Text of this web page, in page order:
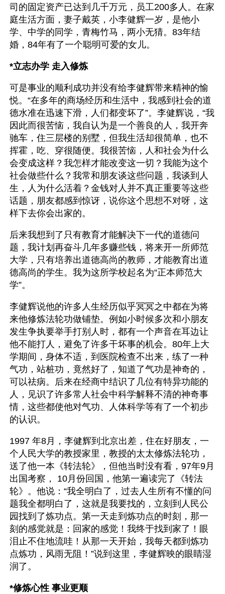
司的固定资产已达到几千万元，员工200多人。在家
庭生活方面，妻子戴英，小李健辉一岁，是他小
学、中学的同学，青梅竹马，两小无猜。83年结
婚，84年有了一个聪明可爱的女儿。
*立志办学 走入修炼
可是事业的顺利成功并没有给李健辉带来精神的愉
悦。“在多年的商场经历和生活中，我感到社会的道
德水准在迅速下滑，人们都变坏了”。李健辉说，“我
因此而很苦恼，我自认为是一个善良的人，我开奔
驰车，住三层楼的别墅，但我生活却很简单，也不
挥霍，吃、穿很随便。我很苦恼，人和社会为什么
会变成这样？我怎样才能改变这一切？我能为这个
社会做些什么？我常和朋友谈这些问题，我谈到人
生，人为什么活着？金钱对人并不真正重要等这些
话题，朋友都感到惊讶，说你这个思想不对呀，这
样下去你会出家的。
后来我想到了只有教育才能解决下一代的道德问
题，我计划再奋斗几年多赚些钱，将来开一所师范
大学，只有培养出道德高尚的教师，才能教育出道
德高尚的学生。我为这所学校起名为“正本师范大
学”。
李健辉说他的许多人生经历似乎冥冥之中都在为将
来他修炼法轮功做铺垫。例如小时候多次和小朋友
发生争执要举手打别人时，都有一个声音在耳边让
他不能打人，避免了许多干坏事的机会。80年上大
学期间，身体不适，到医院检查不出来，练了一种
气功，站桩功，竟然好了，知道了气功是神奇的，
可以祛病。后来在经商中结识了几位有特异功能的
人，见识了许多常人社会中科学解释不清的神奇事
情，这些都使他对气功、人体科学等有了一个初步
的认识。
1997 年8月，李健辉到北京出差，住在好朋友，一
个人民大学的教授家里，教授的太太修炼法轮功，
送了他一本《转法轮》，但他当时没有看，97年9月
出国考察， 10月份回国，他第一遍读完了《转法
轮》。他说：“我全明白了，过去人生所有不懂的问
题我全都明白了，这就是我要找的，立刻到人民公
园找到了炼功点。第一天走到炼功点的时刻，那一
刻的感觉就是：回家的感觉！我终于找到家了！眼
泪止不住地流哇！从那一天开始，我每天都到炼功
点炼功，风雨无阻！”说到这里，李健辉映的眼睛湿
润了。
*修炼心性 事业更顺